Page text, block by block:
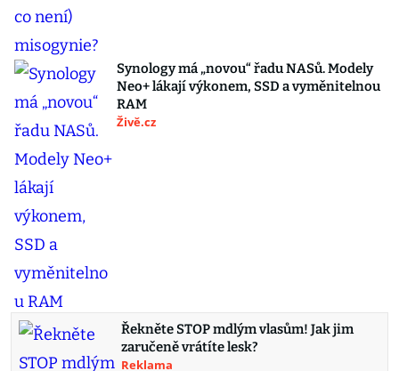
Synology má „novou“ řadu NASů. Modely
Neo+ lákají výkonem, SSD a vyměnitelnou
RAM
Živě.cz
Řekněte STOP mdlým vlasům! Jak jim
zaručeně vrátíte lesk?
Reklama